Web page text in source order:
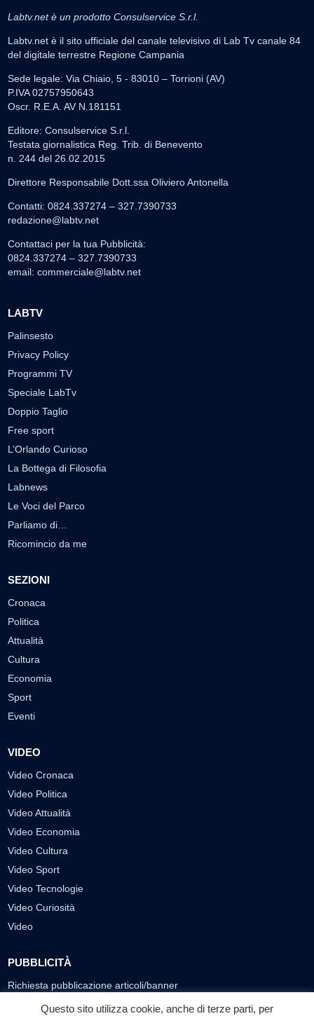
Labtv.net è un prodotto Consulservice S.r.l.
Labtv.net è il sito ufficiale del canale televisivo di Lab Tv canale 84
del digitale terrestre Regione Campania
Sede legale: Via Chiaio, 5 - 83010 – Torrioni (AV)
P.IVA 02757950643
Oscr. R.E.A. AV N.181151
Editore: Consulservice S.r.l.
Testata giornalistica Reg. Trib. di Benevento
n. 244 del 26.02.2015
Direttore Responsabile Dott.ssa Oliviero Antonella
Contatti: 0824.337274 – 327.7390733
redazione@labtv.net
Contattaci per la tua Pubblicità:
0824.337274 – 327.7390733
email: commerciale@labtv.net
LABTV
Palinsesto
Privacy Policy
Programmi TV
Speciale LabTv
Doppio Taglio
Free sport
L’Orlando Curioso
La Bottega di Filosofia
Labnews
Le Voci del Parco
Parliamo di…
Ricomincio da me
SEZIONI
Cronaca
Politica
Attualità
Cultura
Economia
Sport
Eventi
VIDEO
Video Cronaca
Video Politica
Video Attualità
Video Economia
Video Cultura
Video Sport
Video Tecnologie
Video Curiosità
Video
PUBBLICITÀ
Richiesta pubblicazione articoli/banner
SEGUICI SUI SOCIAL
Questo sito utilizza cookie, anche di terze parti, per